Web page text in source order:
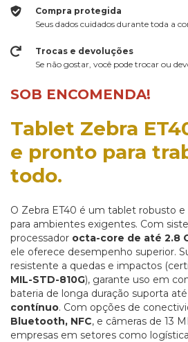
Compra protegida
Seus dados cuidados durante toda a
Trocas e devoluções
Se não gostar, você pode trocar ou
SOB ENCOMENDA!
Tablet Zebra
e pronto para
todo.
O Zebra ET40 é um tablet robusto
para ambientes exigentes. Com
processador octa-core de até 2.8
ele oferece desempenho superior.
resistente a quedas e impactos
MIL-STD-810G), garante uso em
bateria de longa duração suporta até
contínuo. Com opções de
Bluetooth, NFC, e câmeras de 13
empresas em setores como